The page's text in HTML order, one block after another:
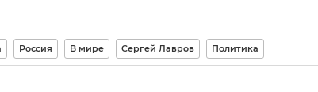
Россия В мире Сергей Лавров Политика